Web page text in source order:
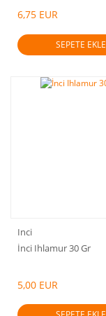
6,75 EUR
SEPETE EKLE
Inci
İnci Ihlamur 30 Gr
5,00 EUR